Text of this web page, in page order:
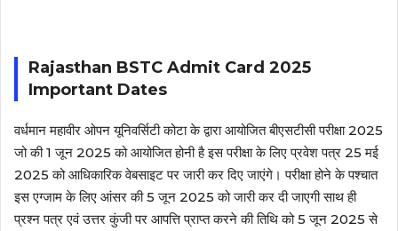
Rajasthan BSTC Admit Card 2025
Important Dates
वर्धमान महावीर ओपन यूनिवर्सिटी कोटा के द्वारा आयोजित बीएसटीसी परीक्षा 2025
जो की 1 जून 2025 को आयोजित होनी है इस परीक्षा के लिए प्रवेश पत्र 25 मई
2025 को आधिकारिक वेबसाइट पर जारी कर दिए जाएंगे‌। परीक्षा होने के पश्चात
इस एग्जाम के लिए आंसर की 5 जून 2025 को जारी कर दी जाएगी साथ ही
प्रश्न पत्र एवं उत्तर कुंजी पर आपत्ति प्राप्त करने की तिथि को 5 जून 2025 से